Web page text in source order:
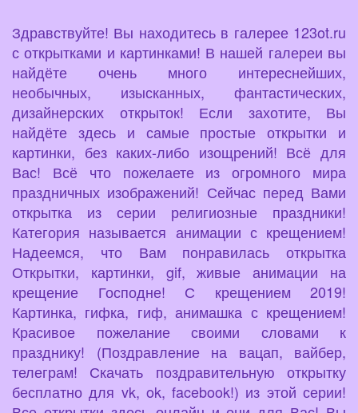
Здравствуйте! Вы находитесь в галерее 123ot.ru
с открытками и картинками! В нашей галереи вы
найдёте очень много интереснейших,
необычных, изысканных, фантастических,
дизайнерских открыток! Если захотите, Вы
найдёте здесь и самые простые открытки и
картинки, без каких-либо изощрений! Всё для
Вас! Всё что пожелаете из огромного мира
праздничных изображений! Сейчас перед Вами
открытка из серии религиозные праздники!
Категория называется анимации с крещением!
Надеемся, что Вам понравилась открытка
Открытки, картинки, gif, живые анимации на
крещение Господне! С крещением 2019!
Картинка, гифка, гиф, анимашка с крещением!
Красивое пожелание своими словами к
празднику! (Поздравление на вацап, вайбер,
телеграм! Скачать поздравительную открытку
бесплатно для vk, ok, facebook!) из этой серии!